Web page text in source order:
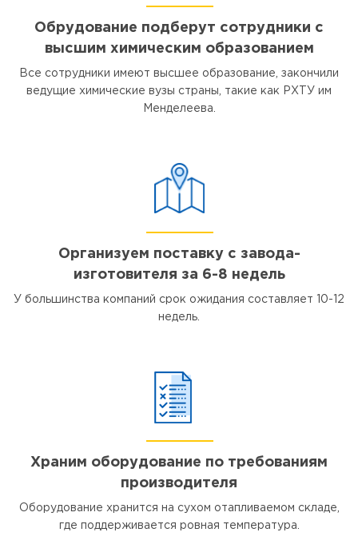
Обрудование подберут сотрудники с
высшим химическим образованием
Все сотрудники имеют высшее образование, закончили
ведущие химические вузы страны, такие как РХТУ им
Менделеева.
Организуем поставку с завода-
изготовителя за 6-8 недель
У большинства компаний срок ожидания составляет 10-12
недель.
Храним оборудование по требованиям
производителя
Оборудование хранится на сухом отапливаемом складе,
где поддерживается ровная температура.